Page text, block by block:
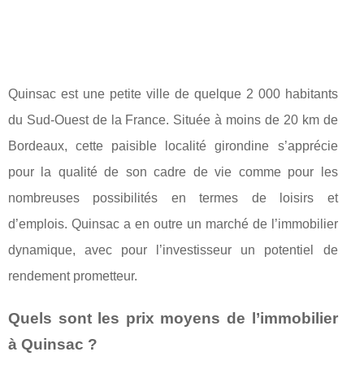
Quinsac est une petite ville de quelque 2 000 habitants
du Sud-Ouest de la France. Située à moins de 20 km de
Bordeaux, cette paisible localité girondine s’apprécie
pour la qualité de son cadre de vie comme pour les
nombreuses possibilités en termes de loisirs et
d’emplois. Quinsac a en outre un marché de l’immobilier
dynamique, avec pour l’investisseur un potentiel de
rendement prometteur.
Quels sont les prix moyens de l’immobilier
à Quinsac ?